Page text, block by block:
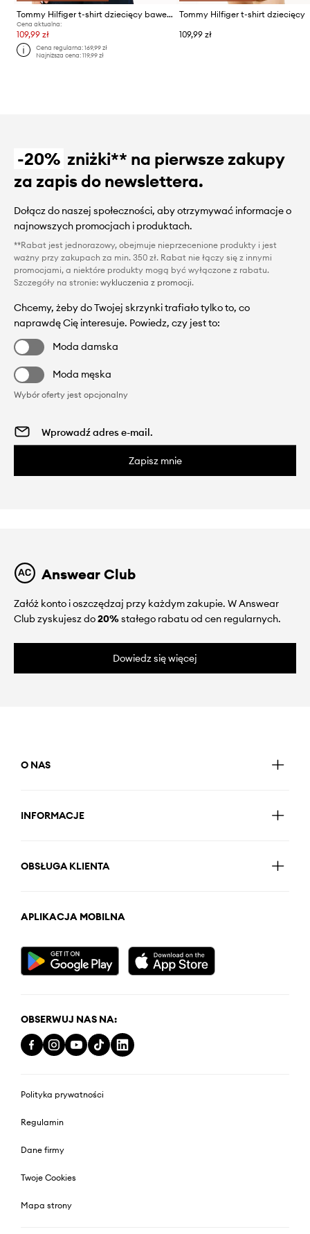
Tommy Hilfiger t-shirt dziecięcy bawełniany
Cena aktualna:
109,99 zł
Cena regularna:169,99 zł
Najniższa cena:119,99 zł
Tommy Hilfiger t-shirt dziecięcy
109,99 zł
-20% zniżki** na pierwsze zakupy
za zapis do newslettera.
Dołącz do naszej społeczności, aby otrzymywać informacje o
najnowszych promocjach i produktach.
**Rabat jest jednorazowy, obejmuje nieprzecenione produkty i jest
ważny przy zakupach za min. 350 zł. Rabat nie łączy się z innymi
promocjami, a niektóre produkty mogą być wyłączone z rabatu.
Szczegóły na stronie: wykluczenia z promocji.
Chcemy, żeby do Twojej skrzynki trafiało tylko to, co
naprawdę Cię interesuje. Powiedz, czy jest to:
Moda damska
Moda męska
Wybór oferty jest opcjonalny
Zapisz mnie
Answear Club
Załóż konto i oszczędzaj przy każdym zakupie. W Answear
Club zyskujesz do20%stałego rabatu od cen regularnych.
Dowiedz się więcej
O NAS
INFORMACJE
OBSŁUGA KLIENTA
APLIKACJA MOBILNA
OBSERWUJ NAS NA:
Polityka prywatności
Regulamin
Dane firmy
Twoje Cookies
Mapa strony